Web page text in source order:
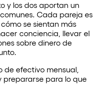
y los dos aportan un
Cada pareja es
se sientan más
conciencia, llevar el
sobre dinero de
de efectivo mensual,
prepararse para lo que